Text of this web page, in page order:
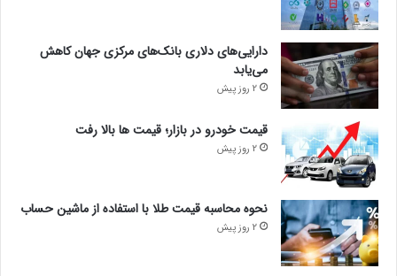
دارایی‌های دلاری بانک‌های مرکزی جهان کاهش
می‌یابد
2 روز پیش
قیمت خودرو در بازار؛ قیمت ها بالا رفت
2 روز پیش
نحوه محاسبه قیمت طلا با استفاده از ماشین حساب
2 روز پیش